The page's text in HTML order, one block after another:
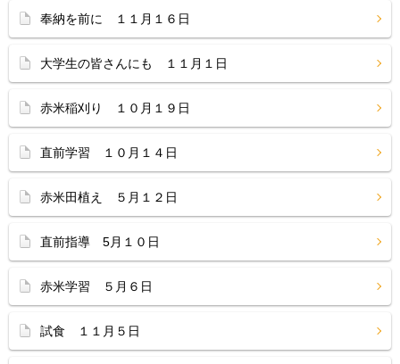
奉納を前に １１月１６日
大学生の皆さんにも １１月１日
赤米稲刈り １０月１９日
直前学習 １０月１４日
赤米田植え ５月１２日
直前指導 5月１０日
赤米学習 ５月６日
試食 １１月５日